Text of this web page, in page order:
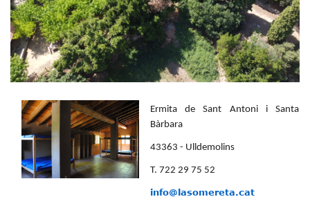
Ermita de Sant Antoni i Santa
Bàrbara
43363 - Ulldemolins
T. 722 29 75 52
info@lasomereta.cat